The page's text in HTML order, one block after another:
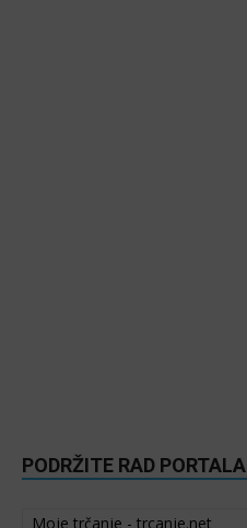
PODRŽITE RAD PORTALA
Moje trčanje - trcanje.net